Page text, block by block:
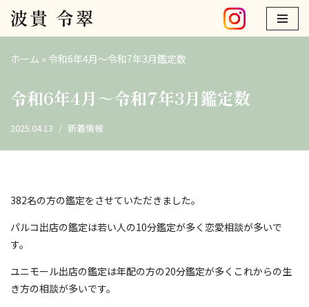
コ
ン
ン
ツ
へ
ホーム » 令和6年4月～令和7年3月鑑定数
令和6年4月～令和7年3月鑑定数
2025.04.13 新着情報
382名の方の鑑定をさせていただきました。
パルコ出店の鑑定は若い人の10分鑑定が多く恋愛相談が多いで
す。
ユニモール出店の鑑定は年配の方の20分鑑定が多くこれからの生
き方の相談が多いです。